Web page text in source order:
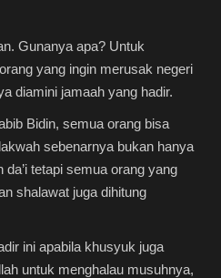
Gunanya apa? Untuk
yang ingin merusak negeri
diamini jamaah yang hadir.
Bidin, semua orang bisa
sebenarnya bukan hanya
tetapi semua orang yang
shalawat juga dihitung
ini apabila khusyuk juga
untuk menghalau musuhnya,